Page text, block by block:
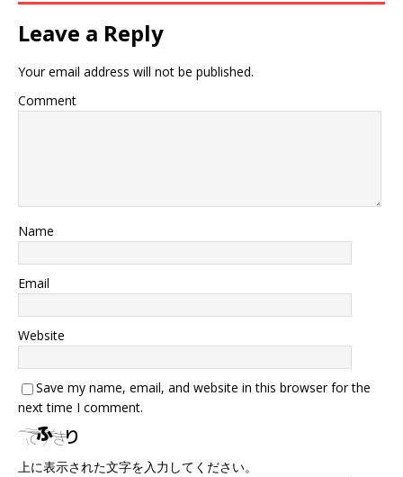
Leave a Reply
Your email address will not be published.
Comment
Name
Email
Website
Save my name, email, and website in this browser for the
next time I comment.
上に表示された文字を入力してください。